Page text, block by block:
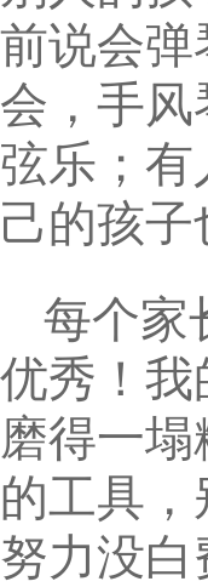
前说会弹
会，手
弦乐；
己的孩
每个家
优秀！
磨得一
的工具
努力没